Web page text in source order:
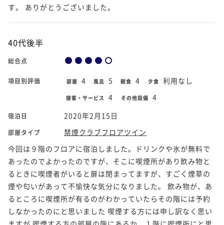
す。 ありがとうございました。
40代後半
総合点
項目別評価 部屋 4 風呂 5 朝食 4 夕食 利用なし
接客・サービス 4 その他設備 4
宿泊日 2020年2月15日
部屋タイプ
禁煙クラブフロアツイン
今回は９階のフロアに宿泊しました。ドリンクや氷が無料で
あったのでよかったのですが、そこに喫煙所があり飲み物と
るときに喫煙者がいると扉は閉まってますが、すごく煙草の
煙や匂いがあって不愉快な気分になりました。 飲み物が、あ
るところに喫煙所が有るのがわかっていたらその階には予約
しなかったのにと思いました 喫煙する方には申し訳なく思い